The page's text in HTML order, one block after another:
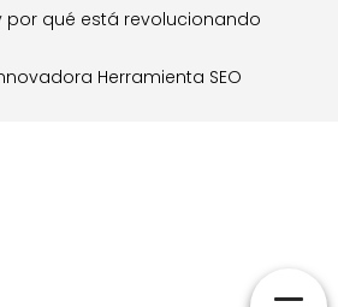
por qué está revolucionando
Herramienta SEO